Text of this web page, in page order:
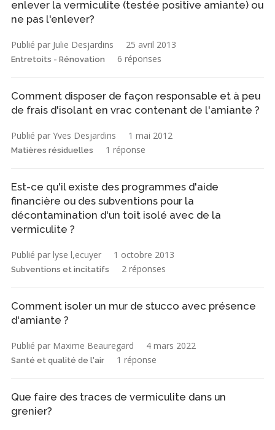
enlever la vermiculite (testée positive amiante) ou
ne pas l'enlever?
Publié par Julie Desjardins 25 avril 2013
Entretoits - Rénovation 6 réponses
Comment disposer de façon responsable et à peu
de frais d'isolant en vrac contenant de l'amiante ?
Publié par Yves Desjardins 1 mai 2012
Matières résiduelles 1 réponse
Est-ce qu'il existe des programmes d'aide
financière ou des subventions pour la
décontamination d'un toit isolé avec de la
vermiculite ?
Publié par lyse l,ecuyer 1 octobre 2013
Subventions et incitatifs 2 réponses
Comment isoler un mur de stucco avec présence
d'amiante ?
Publié par Maxime Beauregard 4 mars 2022
Santé et qualité de l'air 1 réponse
Que faire des traces de vermiculite dans un
grenier?